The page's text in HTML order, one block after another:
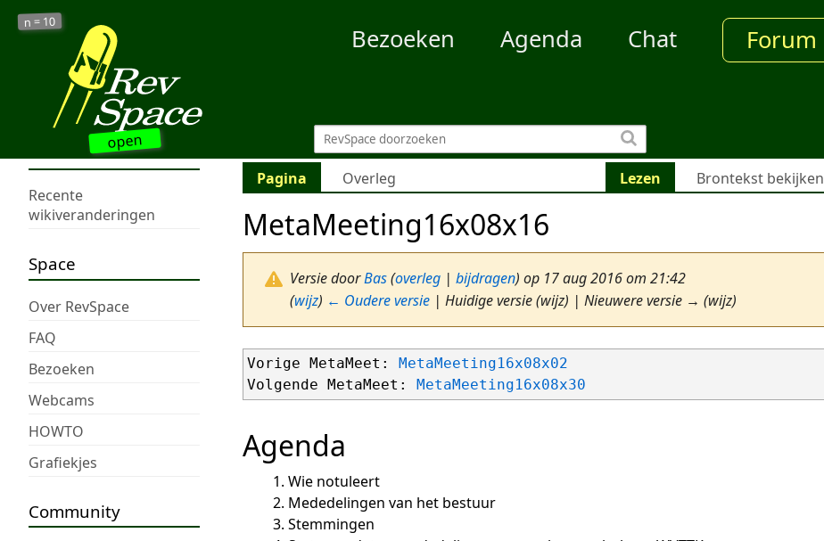
open
n = 10
Bezoeken Agenda Chat Forum
Recente
wikiveranderingen
Space
Over RevSpace
FAQ
Bezoeken
Webcams
HOWTO
Grafiekjes
Community
Pagina Overleg Lezen Brontekst bekijken
MetaMeeting16x08x16
Versie doorBas(overleg | bijdragen) op 17 aug 2016 om 21:42
(wijz) ← Oudere versie | Huidige versie (wijz) | Nieuwere versie → (wijz)
Vorige MetaMeet:
MetaMeeting16x08x02
Volgende MetaMeet:
MetaMeeting16x08x30
Agenda
Wie notuleert
Mededelingen van het bestuur
Stemmingen